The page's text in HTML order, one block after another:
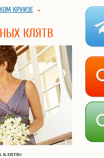
КРУИЗЕ
КЛЯТВ
клятв»